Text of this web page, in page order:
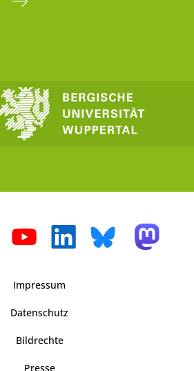
Impressum
Datenschutz
Bildrechte
Presse